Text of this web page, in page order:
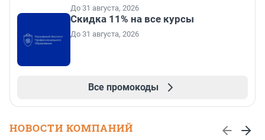
До 31 августа, 2026
Скидка 11% на все курсы
До 31 августа, 2026
Все промокоды
НОВОСТИ КОМПАНИЙ